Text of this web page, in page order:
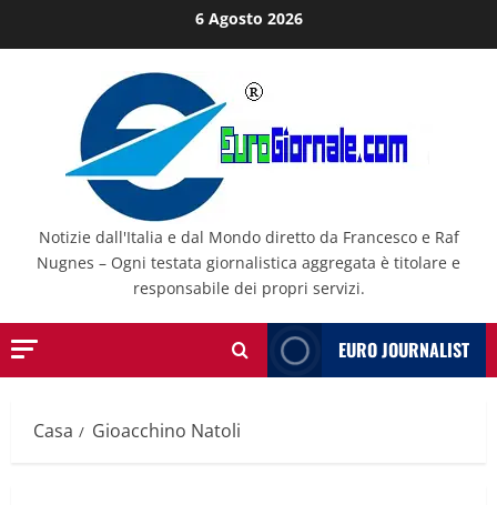
al
6 Agosto 2026
Notizie dall'Italia e dal Mondo diretto da Francesco e Raf
Nugnes – Ogni testata giornalistica aggregata è titolare e
responsabile dei propri servizi.
EURO JOURNALIST
Casa Gioacchino Natoli